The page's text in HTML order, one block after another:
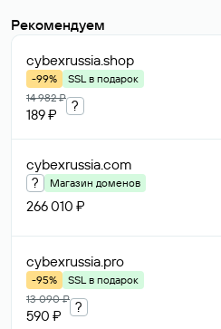
Рекомендуем
cybexrussia.shop
-99%
SSL в подарок
14 982 ₽
189 ₽
?
cybexrussia.com
? Магазин доменов
266 010 ₽
cybexrussia.pro
-95%
SSL в подарок
13 090 ₽
590 ₽
?